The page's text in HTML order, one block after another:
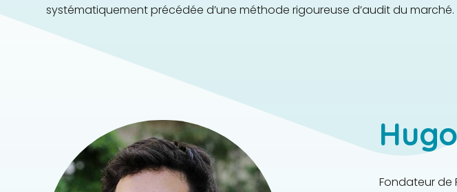
systématiquement précédée d’une méthode rigoureuse d’audit du marché.
Fondateur de